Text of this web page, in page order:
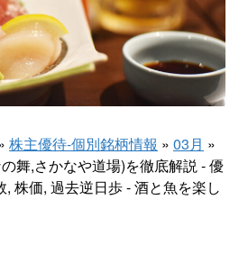
株主優待-個別銘柄情報 » 03月 »
舞,さかなや道場)を徹底解説 - 優
株価, 過去逆日歩 - 酒と魚を楽し